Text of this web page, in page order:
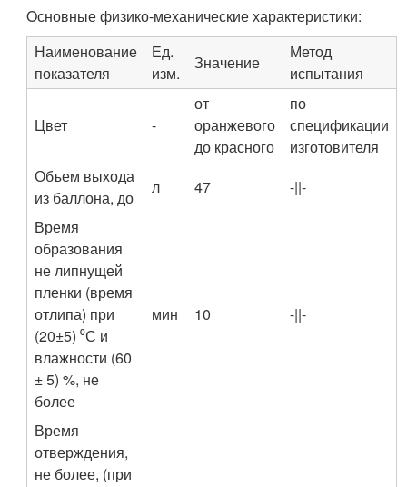
Oсновные физико-механические характеристики:
Наименование
показателя
Ед.
изм.
Значение
Метод
испытания
Цвет -
от
оранжевого
до красного
по
спецификации
изготовителя
Объем выхода
из баллона, до
л 47
-||-
Время
образования
не липнущей
пленки (время
отлипа) при
(20±5) ⁰С и
влажности (60
± 5) %, не
более
мин 10 -||-
Время
отверждения,
не более, (при